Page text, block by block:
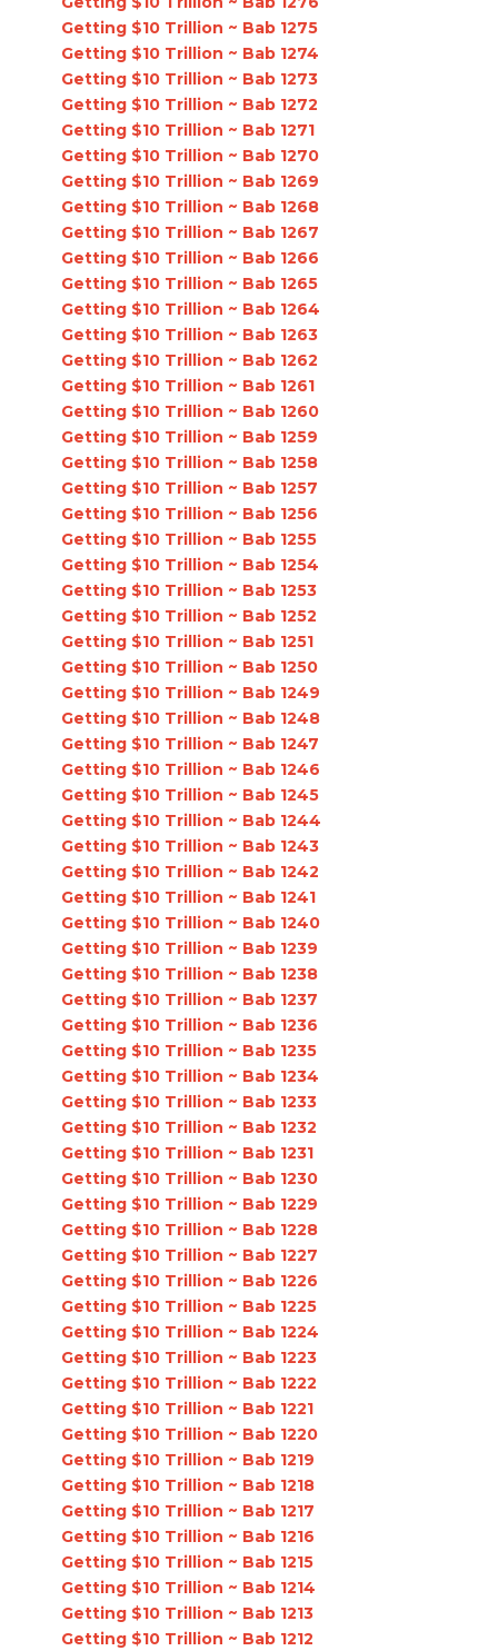
Getting $10 Trillion ~ Bab 1275
Getting $10 Trillion ~ Bab 1274
Getting $10 Trillion ~ Bab 1273
Getting $10 Trillion ~ Bab 1272
Getting $10 Trillion ~ Bab 1271
Getting $10 Trillion ~ Bab 1270
Getting $10 Trillion ~ Bab 1269
Getting $10 Trillion ~ Bab 1268
Getting $10 Trillion ~ Bab 1267
Getting $10 Trillion ~ Bab 1266
Getting $10 Trillion ~ Bab 1265
Getting $10 Trillion ~ Bab 1264
Getting $10 Trillion ~ Bab 1263
Getting $10 Trillion ~ Bab 1262
Getting $10 Trillion ~ Bab 1261
Getting $10 Trillion ~ Bab 1260
Getting $10 Trillion ~ Bab 1259
Getting $10 Trillion ~ Bab 1258
Getting $10 Trillion ~ Bab 1257
Getting $10 Trillion ~ Bab 1256
Getting $10 Trillion ~ Bab 1255
Getting $10 Trillion ~ Bab 1254
Getting $10 Trillion ~ Bab 1253
Getting $10 Trillion ~ Bab 1252
Getting $10 Trillion ~ Bab 1251
Getting $10 Trillion ~ Bab 1250
Getting $10 Trillion ~ Bab 1249
Getting $10 Trillion ~ Bab 1248
Getting $10 Trillion ~ Bab 1247
Getting $10 Trillion ~ Bab 1246
Getting $10 Trillion ~ Bab 1245
Getting $10 Trillion ~ Bab 1244
Getting $10 Trillion ~ Bab 1243
Getting $10 Trillion ~ Bab 1242
Getting $10 Trillion ~ Bab 1241
Getting $10 Trillion ~ Bab 1240
Getting $10 Trillion ~ Bab 1239
Getting $10 Trillion ~ Bab 1238
Getting $10 Trillion ~ Bab 1237
Getting $10 Trillion ~ Bab 1236
Getting $10 Trillion ~ Bab 1235
Getting $10 Trillion ~ Bab 1234
Getting $10 Trillion ~ Bab 1233
Getting $10 Trillion ~ Bab 1232
Getting $10 Trillion ~ Bab 1231
Getting $10 Trillion ~ Bab 1230
Getting $10 Trillion ~ Bab 1229
Getting $10 Trillion ~ Bab 1228
Getting $10 Trillion ~ Bab 1227
Getting $10 Trillion ~ Bab 1226
Getting $10 Trillion ~ Bab 1225
Getting $10 Trillion ~ Bab 1224
Getting $10 Trillion ~ Bab 1223
Getting $10 Trillion ~ Bab 1222
Getting $10 Trillion ~ Bab 1221
Getting $10 Trillion ~ Bab 1220
Getting $10 Trillion ~ Bab 1219
Getting $10 Trillion ~ Bab 1218
Getting $10 Trillion ~ Bab 1217
Getting $10 Trillion ~ Bab 1216
Getting $10 Trillion ~ Bab 1215
Getting $10 Trillion ~ Bab 1214
Getting $10 Trillion ~ Bab 1213
Getting $10 Trillion ~ Bab 1212